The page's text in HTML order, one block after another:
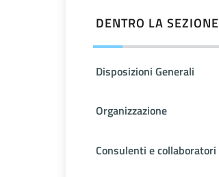
DENTRO LA SEZIONE
Disposizioni Generali
Organizzazione
Consulenti e collaboratori